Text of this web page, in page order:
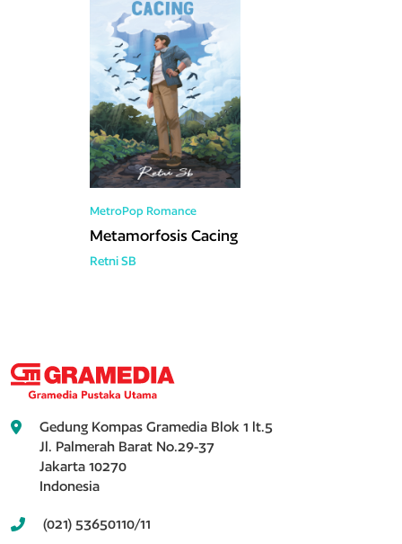
MetroPop Romance
Metamorfosis Cacing
Retni SB
Gedung Kompas Gramedia Blok 1 lt.5
Jl. Palmerah Barat No.29-37
Jakarta 10270
Indonesia
(021) 53650110/11